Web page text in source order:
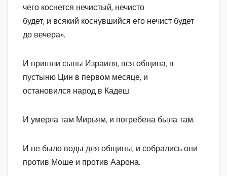
чего коснется нечистый, нечисто
будет; и всякий коснувшийся его нечист будет
до вечера».
И пришли сыны Израиля, вся община, в
пустыню Цин в первом месяце, и
остановился народ в Кадеш.
И умерла там Мирьям, и погребена была там.
И не было воды для общины, и собрались они
против Моше и против Аарона.